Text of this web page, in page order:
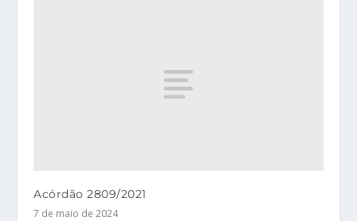
Acórdão 2809/2021
7 de maio de 2024